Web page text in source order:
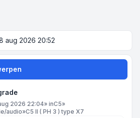
aug 2026 20:52
2026 22:04» inC5»
audio»C5 II ( PH 3 ) type X7